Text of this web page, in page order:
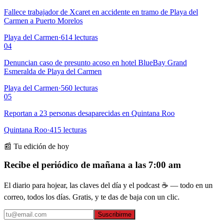
Fallece trabajador de Xcaret en accidente en tramo de Playa del
Carmen a Puerto Morelos
Playa del Carmen·614 lecturas
04
Denuncian caso de presunto acoso en hotel BlueBay Grand
Esmeralda de Playa del Carmen
Playa del Carmen·560 lecturas
05
Reportan a 23 personas desaparecidas en Quintana Roo
Quintana Roo·415 lecturas
📰 Tu edición de hoy
Recibe el periódico de mañana a las 7:00 am
El diario para hojear, las claves del día y el podcast ☕ — todo en un
correo, todos los días. Gratis, y te das de baja con un clic.
Suscribirme